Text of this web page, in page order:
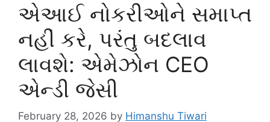
એઆઈ નોકરીઓને સમાપ્ત
નહીં કરે, પરંતુ બદલાવ
લાવશે: એમેઝોન CEO
એન્ડી જેસી
February 28, 2026 by Himanshu Tiwari